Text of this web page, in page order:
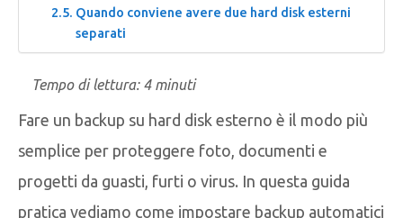
Quando conviene avere due hard disk esterni
separati
Tempo di lettura: 4 minuti
Fare un backup su hard disk esterno è il modo più
semplice per proteggere foto, documenti e
progetti da guasti, furti o virus. In questa guida
pratica vediamo come impostare backup automatici